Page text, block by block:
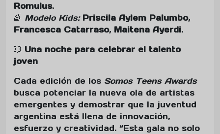
Romulus.
🌈 Modelo Kids: Priscila Aylem Palumbo,
Francesca Catarraso, Maitena Ayerdi.
💥 Una noche para celebrar el talento
joven
Cada edición de los Somos Teens Awards
busca potenciar la nueva ola de artistas
emergentes y demostrar que la juventud
argentina está llena de innovación,
esfuerzo y creatividad. “Esta gala no solo